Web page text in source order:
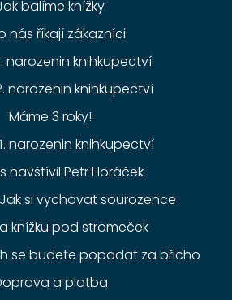
balíme knížky
nás říkají zákazníci
narozenin knihkupectví
narozenin knihkupectví
Máme 3 roky!
narozenin knihkupectví
navštívil Petr Horáček
si vychovat sourozence
knížku pod stromeček
se budete popadat za břicho
a platba